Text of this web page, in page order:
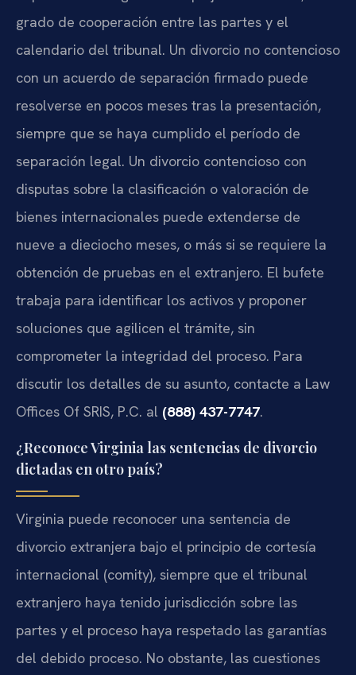
grado de cooperación entre las partes y el
calendario del tribunal. Un divorcio no contencioso
con un acuerdo de separación firmado puede
resolverse en pocos meses tras la presentación,
siempre que se haya cumplido el período de
separación legal. Un divorcio contencioso con
disputas sobre la clasificación o valoración de
bienes internacionales puede extenderse de
nueve a dieciocho meses, o más si se requiere la
obtención de pruebas en el extranjero. El bufete
trabaja para identificar los activos y proponer
soluciones que agilicen el trámite, sin
comprometer la integridad del proceso. Para
discutir los detalles de su asunto, contacte a Law
Offices Of SRIS, P.C. al (888) 437-7747.
¿Reconoce Virginia las sentencias de divorcio
dictadas en otro país?
Virginia puede reconocer una sentencia de
divorcio extranjera bajo el principio de cortesía
internacional (comity), siempre que el tribunal
extranjero haya tenido jurisdicción sobre las
partes y el proceso haya respetado las garantías
del debido proceso. No obstante, las cuestiones